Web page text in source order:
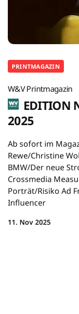
PRINTMAGAZIN
W&V Printmagazin
EDITION
2025
Ab sofort im
Rewe/Christine
BMW/Der neue
Crossmedia
Porträt/Risiko Ad
Influencer
11. Nov 2025